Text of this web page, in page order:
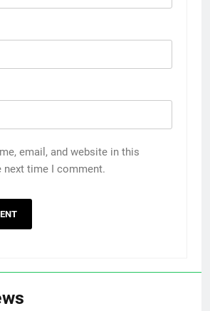
email, and website in this
next time I comment.